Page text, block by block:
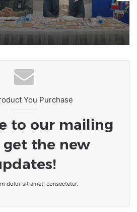
pour améliorer la
à la formation
enseignants
You Purchase
to our mailing
the new
dolor sit amet, consectetur.